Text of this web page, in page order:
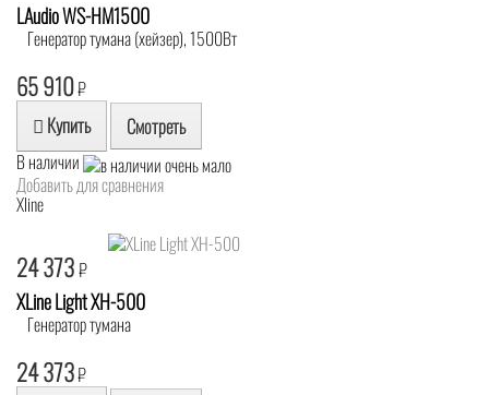
LAudio WS-HM1500
Генератор тумана (хейзер), 1500Вт
65 910₽
Купить Смотреть
В наличии
Добавить для сравнения
Xline
24 373₽
XLine Light XH-500
Генератор тумана
24 373₽